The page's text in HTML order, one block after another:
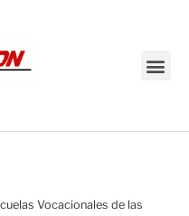
Vocacionales de las